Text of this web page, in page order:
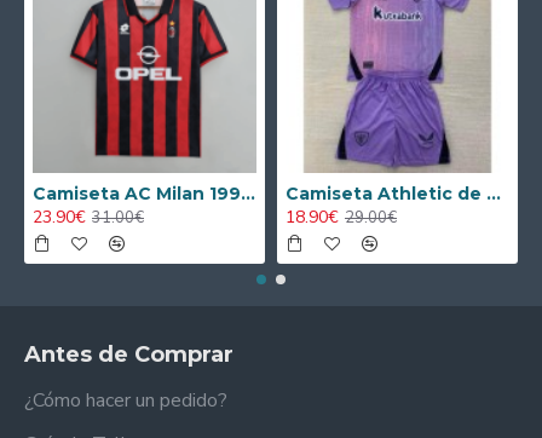
Camiseta AC Milan 1995/1996 Local Retro
23.90€ 31.00€
Camiseta Athletic de Bilbao 2024/2025 Alternativo Niño Kit
18.90€ 29.00€
Antes de Comprar
¿Cómo hacer un pedido?